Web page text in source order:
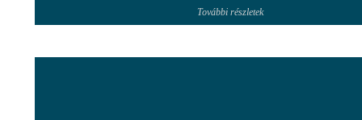
További részletek